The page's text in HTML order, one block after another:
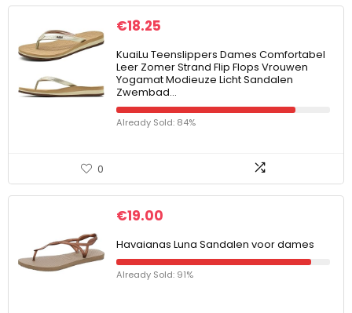
€18.25
KuaiLu Teenslippers Dames Comfortabel
Leer Zomer Strand Flip Flops Vrouwen
Yogamat Modieuze Licht Sandalen
Zwembad…
Already Sold: 84%
0
€19.00
Havaianas Luna Sandalen voor dames
Already Sold: 91%